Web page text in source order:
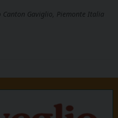
Canton Gaviglio, Piemonte Italia